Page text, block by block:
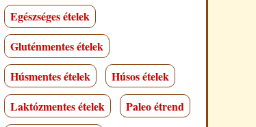
Egészséges ételek
Gluténmentes ételek
Húsmentes ételek
Húsos ételek
Laktózmentes ételek
Paleo étrend